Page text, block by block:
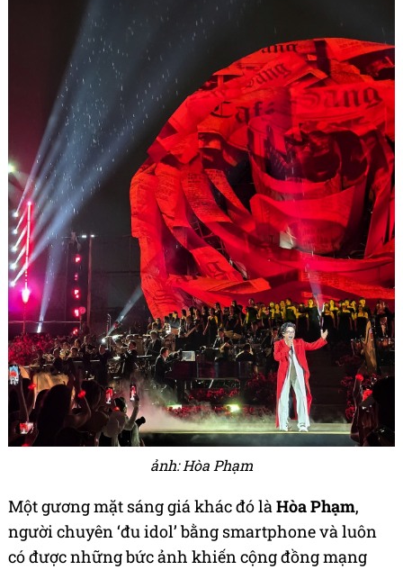
ảnh: Hòa Phạm
Một gương mặt sáng giá khác đó làHòa Phạm,
người chuyên ‘đu idol’ bằng smartphone và luôn
có được những bức ảnh khiến cộng đồng mạng